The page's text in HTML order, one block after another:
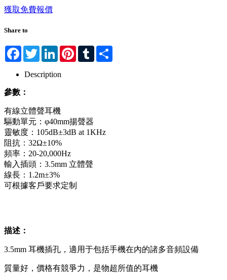
獲取免費報價
Share to
FacebookTwitterLinkedInPinterestTumblr
Description
參數：
有線立體聲耳機
驅動單元：φ40mm揚聲器
靈敏度：105dB±3dB at 1KHz
阻抗：32Ω±10%
頻率：20-20,000Hz
輸入插頭：3.5mm 立體聲
線長：1.2m±3%
可根據客戶要求定制
描述：
3.5mm 耳機插孔，適用于包括手機在內的諸多音頻設備
質量好，價格有競爭力，是物超所值的耳機